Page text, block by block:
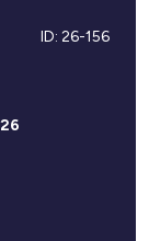
ID: 26-156